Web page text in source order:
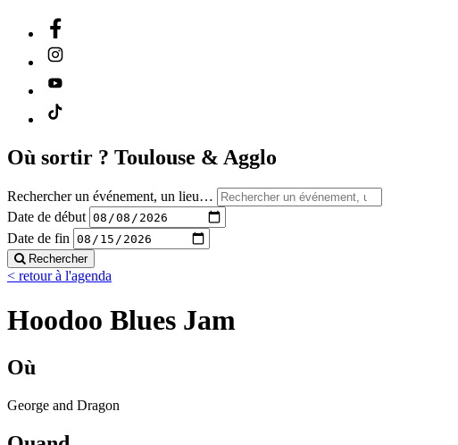
Où sortir ? Toulouse & Agglo
Rechercher un événement, un lieu…
Date de début
Date de fin
Rechercher
< retour à l'agenda
Hoodoo Blues Jam
Où
George and Dragon